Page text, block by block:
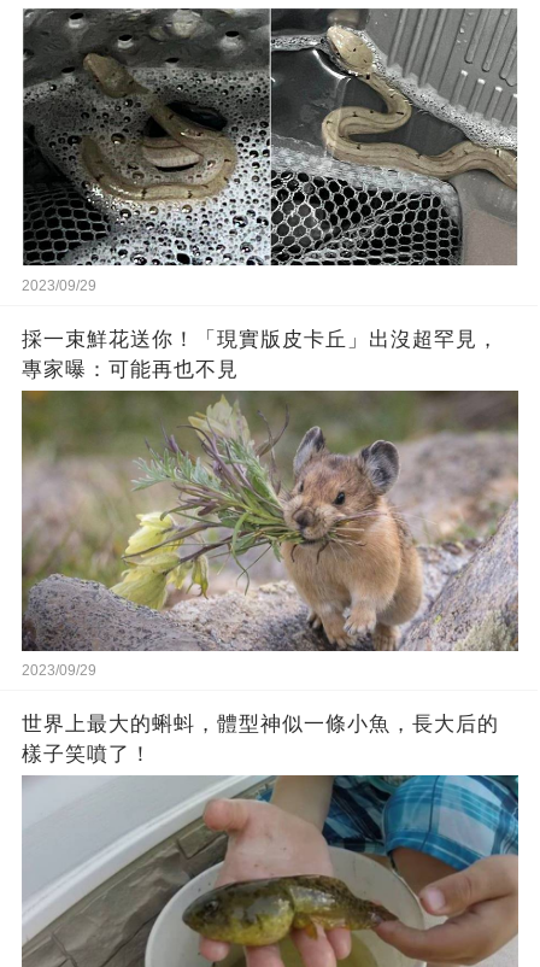
2023/09/29
採一束鮮花送你！「現實版皮卡丘」出沒超罕見，
專家曝：可能再也不見
2023/09/29
世界上最大的蝌蚪，體型神似一條小魚，長大后的
樣子笑噴了！